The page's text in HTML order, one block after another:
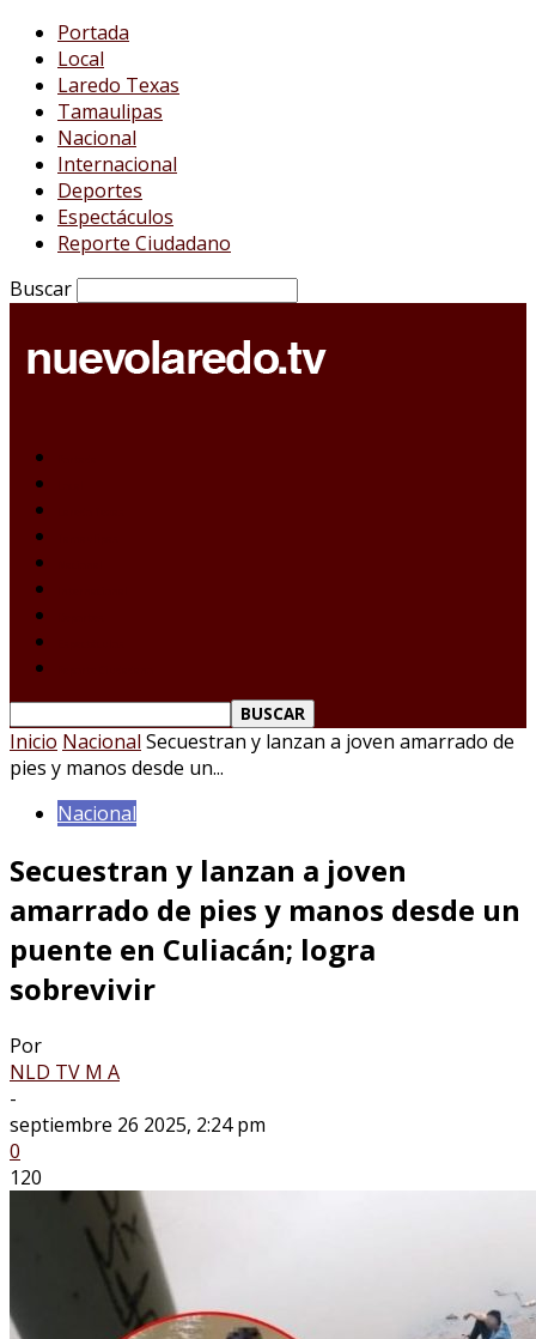
Portada
Local
Laredo Texas
Tamaulipas
Nacional
Internacional
Deportes
Espectáculos
Reporte Ciudadano
Buscar
Inicio Nacional Secuestran y lanzan a joven amarrado de
pies y manos desde un...
Nacional
Secuestran y lanzan a joven
amarrado de pies y manos desde un
puente en Culiacán; logra
sobrevivir
Por
NLD TV M A
-
septiembre 26 2025, 2:24 pm
0
120